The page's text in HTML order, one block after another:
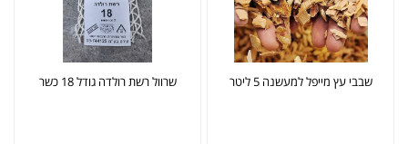
שבבי עץ מייפל למעשנה 5 ליטר שרוול רשת רולדה גודל 18 כשר